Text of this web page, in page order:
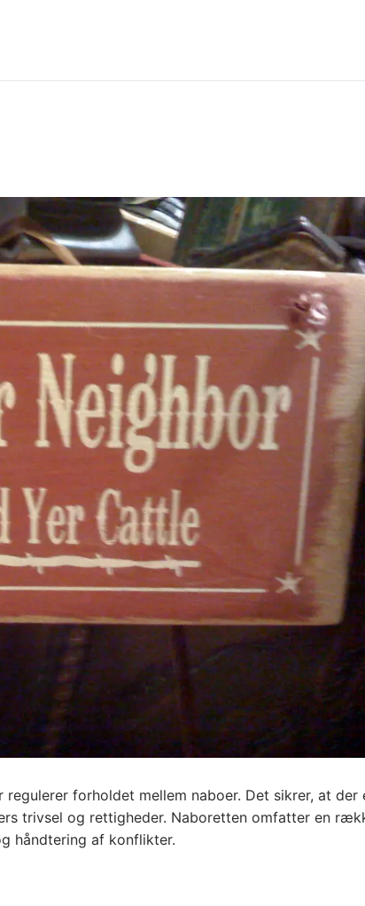
forholdet mellem naboer. Det sikrer, at der
trivsel og rettigheder. Naboretten omfatter en
håndtering af konflikter.